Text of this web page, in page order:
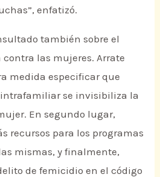
enfatizó.
también sobre el
las mujeres. Arrate
medida especificar que
se invisibiliza la
En segundo lugar,
recursos para los programas
mismas, y finalmente,
de femicidio en el código